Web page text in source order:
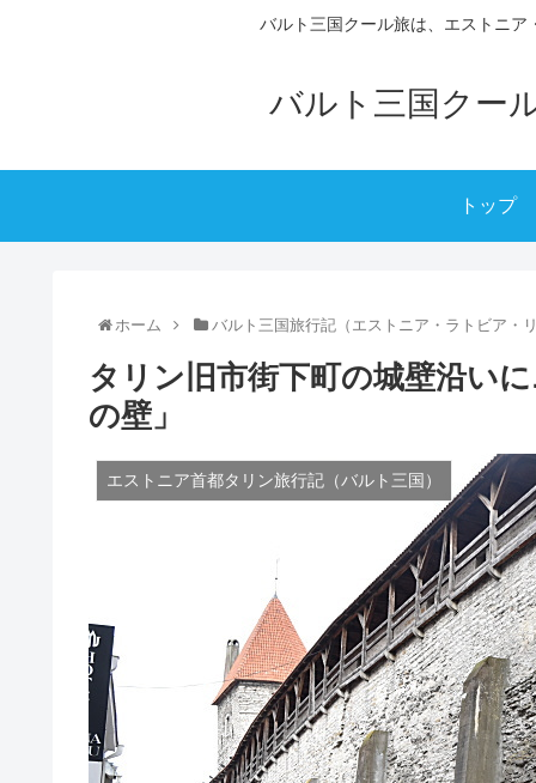
バルト三国クール旅は、エストニ
バルト三国クー
トップ
ホーム バルト三国旅行記（エストニア・ラトビア・
タリン旧市街下町の城壁沿い
の壁」
エストニア首都タリン旅行記（バルト三国）